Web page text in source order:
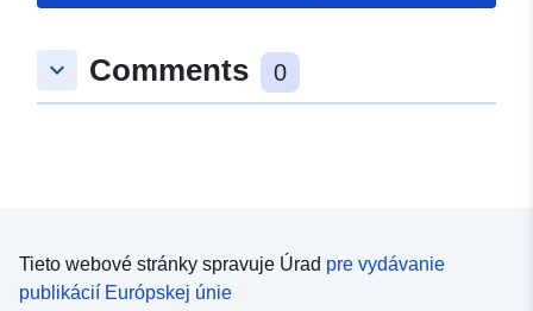
keyboard_arrow_down Comments 0
Tieto webové stránky spravuje Úrad pre vydávanie
publikácií Európskej únie